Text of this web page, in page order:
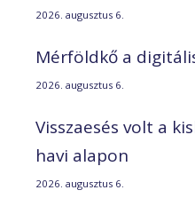
2026. augusztus 6.
Mérföldkő a
2026. augusztus 6.
Visszaesés volt a
havi alapon
2026. augusztus 6.